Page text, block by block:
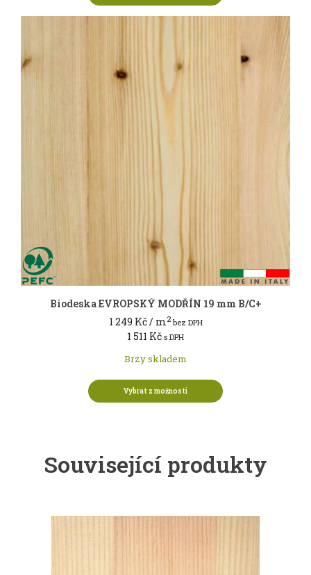
Biodeska EVROPSKÝ MODŘÍN 19 mm B/C+
1 249 Kč/ m2 bez DPH
1 511 Kč s DPH
Brzy skladem
Vybrat z možností
Související produkty